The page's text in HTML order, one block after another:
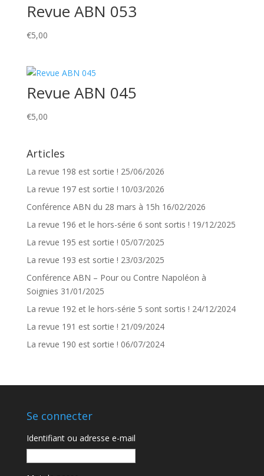
Revue ABN 053
€5,00
Revue ABN 045
€5,00
Articles
La revue 198 est sortie ! 25/06/2026
La revue 197 est sortie ! 10/03/2026
Conférence ABN du 28 mars à 15h 16/02/2026
La revue 196 et le hors-série 6 sont sortis ! 19/12/2025
La revue 195 est sortie ! 05/07/2025
La revue 193 est sortie ! 23/03/2025
Conférence ABN – Pour ou Contre Napoléon à
Soignies 31/01/2025
La revue 192 et le hors-série 5 sont sortis ! 24/12/2024
La revue 191 est sortie ! 21/09/2024
La revue 190 est sortie ! 06/07/2024
Se connecter
Identifiant ou adresse e-mail